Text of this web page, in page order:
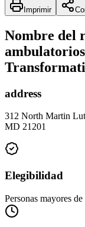
Imprimir
Nombre del
ambulatorios
address
312 North Martin
MD 21201
Elegibilidad
Personas mayores de